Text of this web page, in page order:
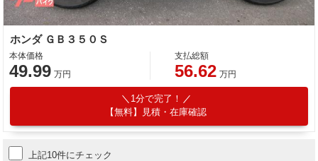
ホンダ ＧＢ３５０Ｓ
本体価格
49.99 万円
支払総額
56.62 万円
1分で完了！
【無料】見積・在庫確認
上記10件にチェック